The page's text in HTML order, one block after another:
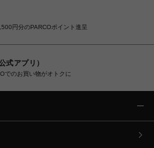
円分のPARCOポイント進呈
式アプリ）
でのお買い物がオトクに